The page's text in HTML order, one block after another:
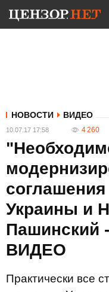
НОВОСТИ ВИДЕО
10.07.17 17:58 4 260
Украины и
Пашинский
ВИДЕО
Практически все